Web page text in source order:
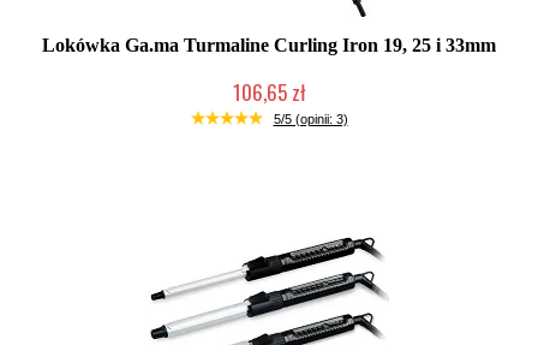
Lokówka Ga.ma Turmaline Curling Iron 19, 25 i 33mm
106,65 zł
Duża ilość (wysyłka w 24h)
5/5 (opinii: 3)